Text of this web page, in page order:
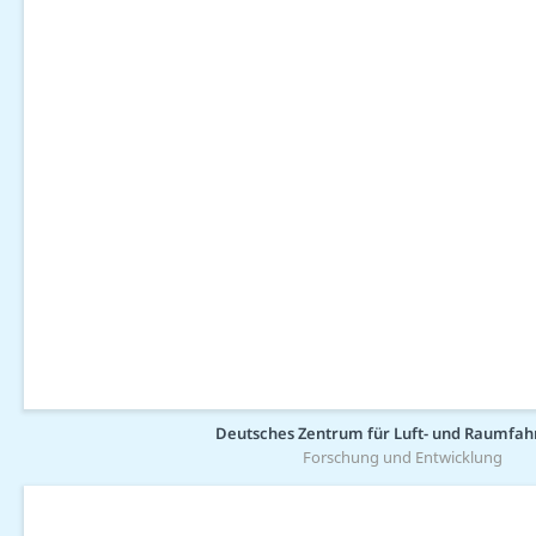
Deutsches Zentrum für Luft- und
Forschung und Entwicklung